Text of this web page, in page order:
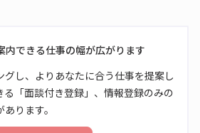
内できる仕事の幅が広がります
し、よりあなたに合う仕事を提案し
る「面談付き登録」、情報登録のみの
ります。